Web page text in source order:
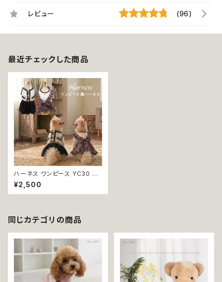
レビュー (96)
最近チェックした商品
ハーネス ワンピース YC30 YC
31 ブラック ピンク お散歩 女の
子 フレアー 犬の洋服 猫の服 犬
猫 犬服 猫服 洋服 ペット dog
¥2,500
同じカテゴリの商品